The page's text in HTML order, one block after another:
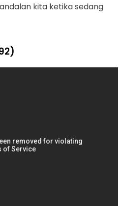
kita ketika sedang